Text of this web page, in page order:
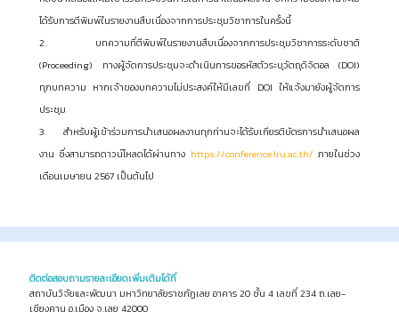
ได้รับการตีพิมพ์ในรายงานสืบเนื่องจากการประชุมวิชาการในครั้งนี้
2. บทความที่ตีพิมพ์ในรายงานสืบเนื่องจากการประชุมวิชาการระดับชาติ
(Proceeding) ทางผู้จัดการประชุมจะดำเนินการขอรหัสตัวระบุวัตถุดิจิตอล (DOI)
ทุกบทความ หากเจ้าของบทความไม่ประสงค์ให้มีเลขที่ DOI ให้แจ้งมายังผู้จัดการ
ประชุม
3. สำหรับผู้เข้าร่วมการนำเสนอผลงานทุกท่านจะได้รับเกียรติบัตรการนำเสนอผล
งาน ซึ่งสามารถดาวน์โหลดได้ผ่านทาง https://conference.lru.ac.th/ ภายในช่วง
เดือนเมษายน 2567 เป็นต้นไป
ติดต่อสอบถามรายละเอียดเพิ่มเติมได้ที่
สถาบันวิจัยและพัฒนา มหาวิทยาลัยราชภัฏเลย อาคาร 20 ชั้น 4 เลขที่ 234 ถ.เลย-
เชียงคาน อ.เมือง จ.เลย 42000